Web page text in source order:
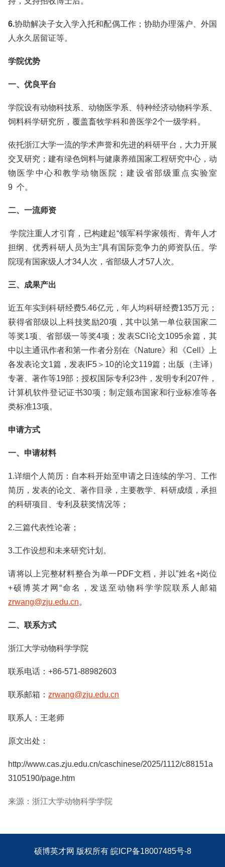
6.协助解决子女入学入托和配偶工作；协助办理落户、外国
人永久居留证等。
学院优势
一、优良平台
学院设有动物科技系、动物医学系、特种经济动物科学系、
饲料科学研究所，覆盖畜牧学科和兽医学2个一级学科。
依托浙江大学一流的学术声誉和先进的科研平台，大力开展
交叉研究；建有绿色饲料与健康养殖国家工程研究中心，动
物医学中心和教学动物医院；建设省部级重点实验室
9 个。
二、一流师资
学院注重人才引育，已构建起“领军科学家领衔、青年人才
担纲、优秀科研人员为主”具有国际竞争力的师资队伍。学
院现有国家级人才34人次，省部级人才57人次。
三、成果产出
近五年实到科研经费5.46亿元，年人均科研经费135万元；
获得省部级以上科技奖励20项，其中以第一单位获国家二
等奖1项、省部级一等奖4项；发表SCI论文1095余篇，其
中以主通讯作者和第一作者分别在《Nature》和《Cell》上
各发表论文1篇，发表IF5＞10的论文119篇；出版（主译）
专著、著作等19部；授权国际专利23件，发明专利207件，
计算机软件登记证书30项；制定颁布国家和行业标准等各
类标准13项。
申请方式
一、申请材料
1.详细个人简历：自本科开始至申请之日连续的学习、工作
简历，发表的论文、著作目录，主要教学、科研成绩，承担
的科研项目、专利及获奖情况等；
2.三篇代表性论著；
3.工作设想和未来研究计划。
请将以上完整材料整合为单一PDF文档，并以”姓名+岗位
+硕博英才网“命名，发送至动物科学学院联系人邮箱
zrwang@zju.edu.cn。
二、联系方式
浙江大学动物科学学院
联系电话：+86-571-88982603
联系邮箱： zrwang@zju.edu.cn
联系人：王老师
原文出处：
http://www.cas.zju.edu.cn/caschinese/2025/1112/c88151a
3105190/page.htm
来源：浙江大学动物科学学院
硕博英才网 版权所有 皖ICP备18007485号-8